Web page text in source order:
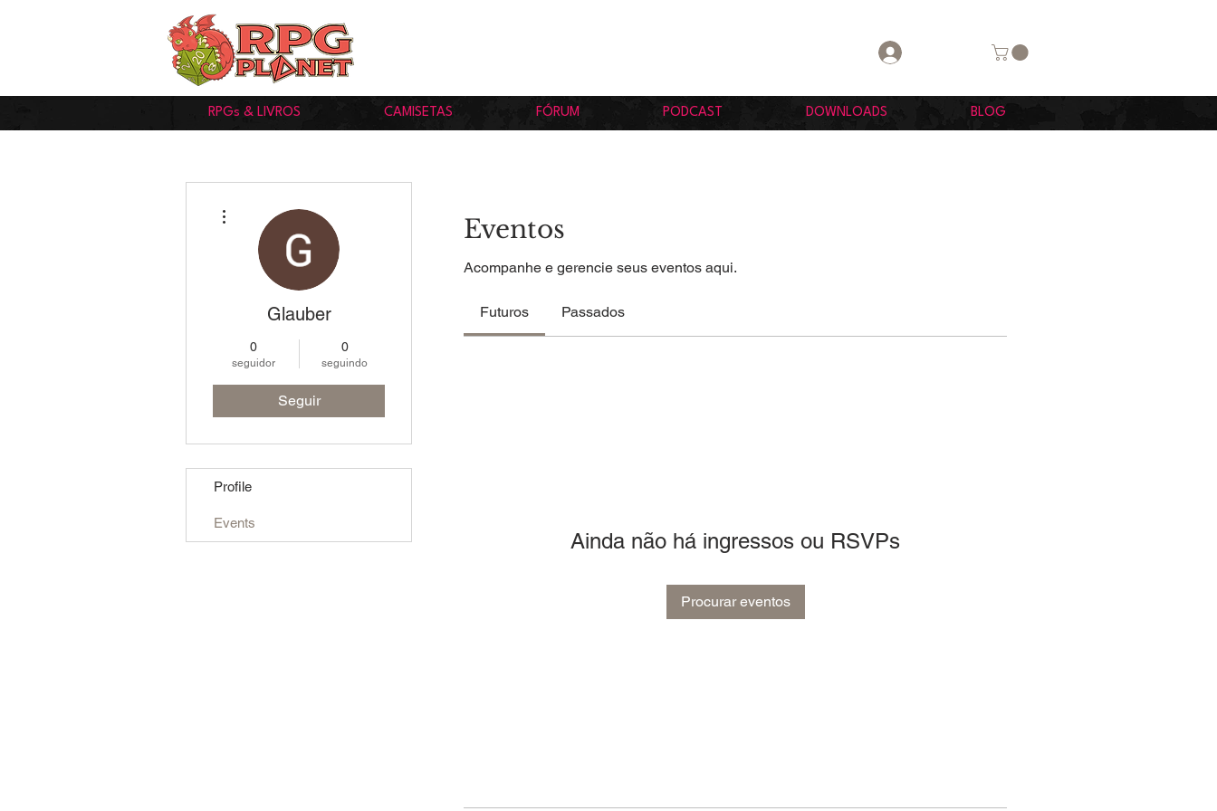
RPGs & LIVROS CAMISETAS FÓRUM PODCAST DOWNLOADS BLOG
Eventos
Acompanhe e gerencie seus eventos aqui.
Futuros Passados
Ainda não há ingressos ou RSVPs
Procurar eventos
Glauber
0
seguidor
0
seguindo
Seguir
Profile
Events